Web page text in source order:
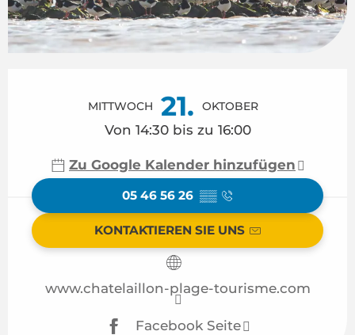
MITTWOCH 21. OKTOBER
Von 14:30 bis zu 16:00
Zu Google Kalender hinzufügen
05 46 56 26 ▒▒
KONTAKTIEREN SIE UNS
www.chatelaillon-plage-tourisme.com
Facebook Seite